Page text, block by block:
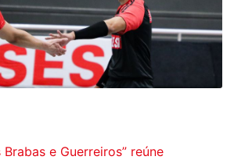
e Guerreiros” reúne